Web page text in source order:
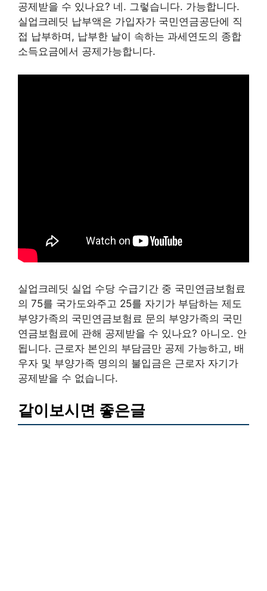
공제받을 수 있나요? 네. 그렇습니다. 가능합니다.
실업크레딧 납부액은 가입자가 국민연금공단에 직
접 납부하며, 납부한 날이 속하는 과세연도의 종합
소득요금에서 공제가능합니다.
실업크레딧 실업 수당 수급기간 중 국민연금보험료
의 75를 국가도와주고 25를 자기가 부담하는 제도
부양가족의 국민연금보험료 문의 부양가족의 국민
연금보험료에 관해 공제받을 수 있나요? 아니오. 안
됩니다. 근로자 본인의 부담금만 공제 가능하고, 배
우자 및 부양가족 명의의 불입금은 근로자 자기가
공제받을 수 없습니다.
같이보시면 좋은글